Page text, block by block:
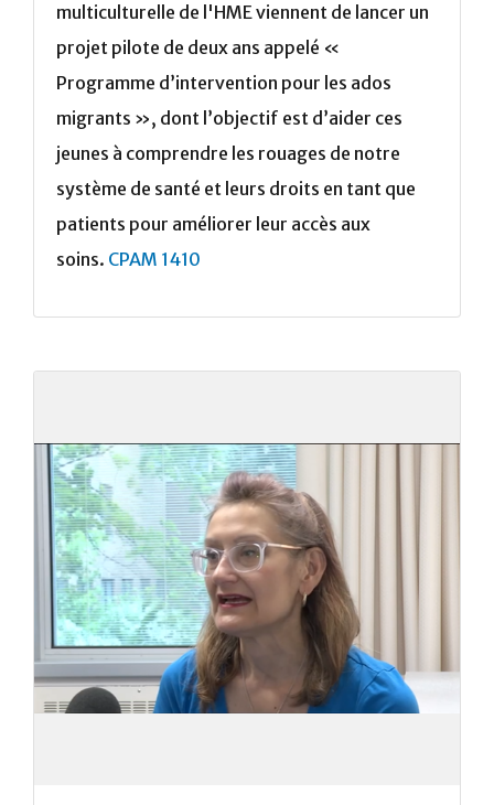
multiculturelle de l'HME viennent de lancer un
projet pilote de deux ans appelé «
Programme d’intervention pour les ados
migrants », dont l’objectif est d’aider ces
jeunes à comprendre les rouages de notre
système de santé et leurs droits en tant que
patients pour améliorer leur accès aux
soins. CPAM 1410